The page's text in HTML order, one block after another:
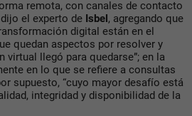
remota, con canales de contacto
el experto de Isbel, agregando que
digital están en el
quedan aspectos por resolver y
virtual llegó para quedarse”; en la
en lo que se refiere a consultas
supuesto, “cuyo mayor desafío está
integridad y disponibilidad de la